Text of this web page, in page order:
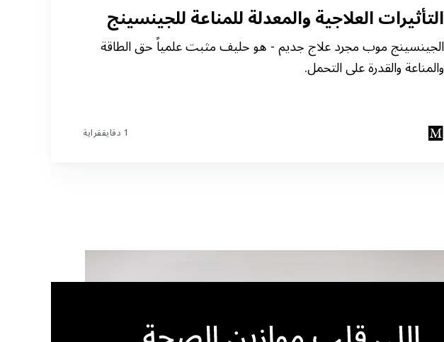
التأثيرات العلاجية والمعدلة للمناعة للجينسينج
الجينسينج موب مجرد علاج جديم - هو حليف مثبت علمياً حق الطاقة
والمناعة والقدرة على التحمل.
1 دقايققراية
نشرة صحة
وحرية التعبير.